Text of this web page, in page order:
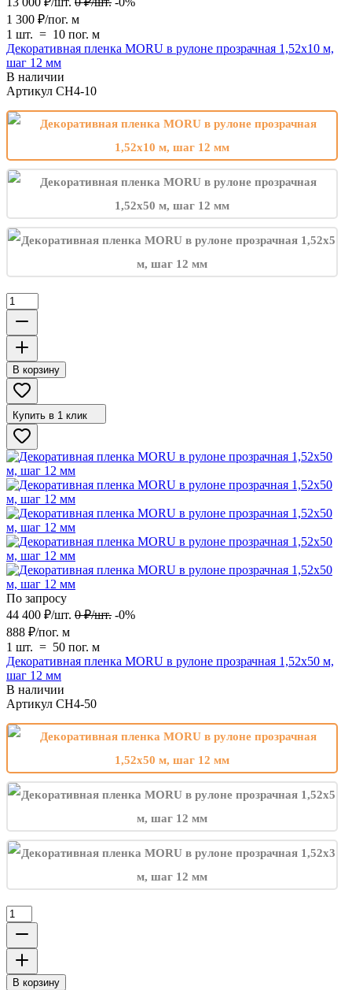
1 300 ₽/пог. м
1 шт. = 10 пог. м
Декоративная пленка MORU в рулоне прозрачная 1,52х10 м,
шаг 12 мм
В наличии
Артикул CH4-10
В корзину
Купить в 1 клик
По запросу
44 400 ₽/шт. 0 ₽/шт. -0%
888 ₽/пог. м
1 шт. = 50 пог. м
Декоративная пленка MORU в рулоне прозрачная 1,52х50 м,
шаг 12 мм
В наличии
Артикул CH4-50
В корзину